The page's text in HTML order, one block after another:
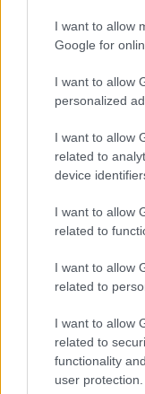
I want to allow
Google for
I want to allow
personalized
I want to allow
related to
device
I want to allow
related to
I want to allow
related to
I want to allow
related to
functionality
user protection.
magát" az új
volt adott.
Egy régi
Markót mindig is
a mai, PR-
jelenség. A
beszélgetni, és
még akkor sem,
okozott a
Red Bull
nyilatkozatairól.